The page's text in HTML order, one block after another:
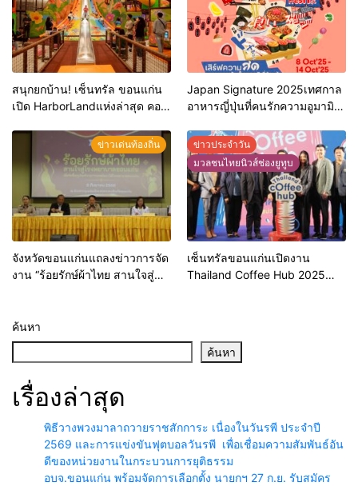
สนุกยกบ้าน! เซ็นทรัล ขอนแก่น
เปิด HarborLandแห่งล่าสุด คอน
จิ๋ว ย้ำแลนด์มาร์คแห่งความสุข
ภาคอีสาน
Japan Signature 2025เทศกาล
อาหารญี่ปุ่นที่คนรักความอูมามิ
ศูนย์การค้าเซ็นทรัลขอนแก่น
ตั้งแต่8ต.ค. 68ถึง14ต.ค. 68
ข่าวเด่นท้องถิ่น
จังหวัดขอนแก่นแถลงข่าวการจัด
งาน “ร้อยรักษ์ผ้าไทย สานใจสู่
ข่าวประจำวัน
มวลชนไทยนิวส์ช่องยูทูบ
เซ็นทรัลขอนแก่นเปิดงาน
Thailand Coffee Hub 2025
ค้นหา
ค้นหา
เรื่องล่าสุด
พิธีวางพวงมาลาถวายราชสักการะ เนื่องในวันรพี ประจำปี
2569 และการแข่งขันฟุตบอลวันรพี เพื่อเชื่อมความสัมพันธ์อัน
ดีของหน่วยงานในกระบวนการยุติธรรม
อบจ.ขอนแก่น พร้อมจัดการเลือกตั้ง นายกฯ 27 ก.ย. รับสมัคร